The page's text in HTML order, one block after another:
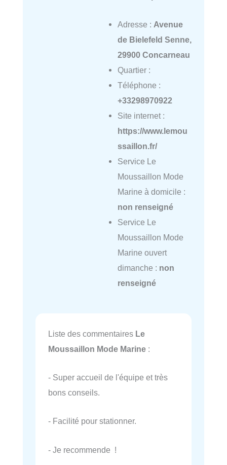
Adresse : Avenue
de Bielefeld Senne,
29900 Concarneau
Quartier :
Téléphone :
+33298970922
Site internet :
https://www.lemou
ssaillon.fr/
Service Le
Moussaillon Mode
Marine à domicile :
non renseigné
Service Le
Moussaillon Mode
Marine ouvert
dimanche : non
renseigné
Liste des commentaires Le
Moussaillon Mode Marine :
- Super accueil de l'équipe et très
bons conseils.
- Facilité pour stationner.
- Je recommende !